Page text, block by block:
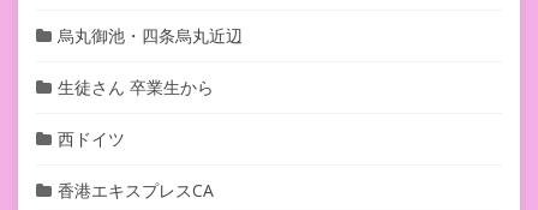
烏丸御池・四条烏丸近辺
生徒さん 卒業生から
西ドイツ
香港エキスプレスCA